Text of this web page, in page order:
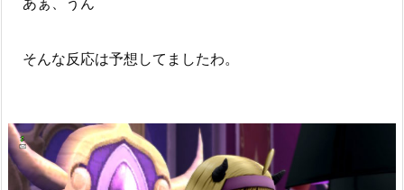
そんな反応は予想してましたわ。